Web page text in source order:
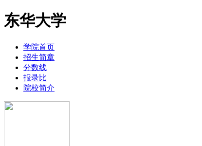
东华大学
学院首页
招生简章
分数线
报录比
院校简介